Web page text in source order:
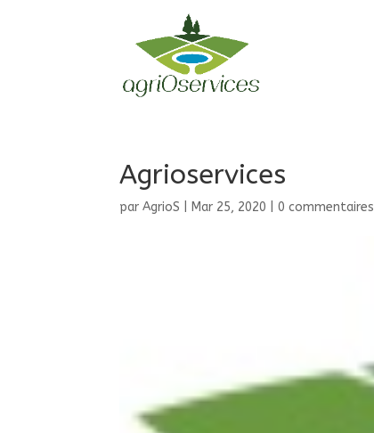
Agrioservices
parAgrioS Mar 25, 2020 |0 commentaires